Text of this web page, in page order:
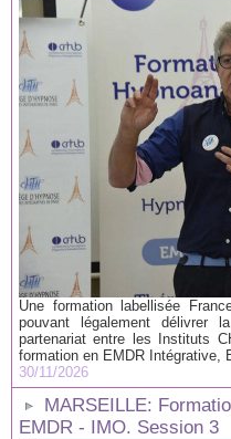
Une formation labellisée
pouvant légalement
partenariat entre les Instituts
formation en EMDR Intégrative,
30/11/2026
MARSEILLE:
EMDR - IMO. Session 3